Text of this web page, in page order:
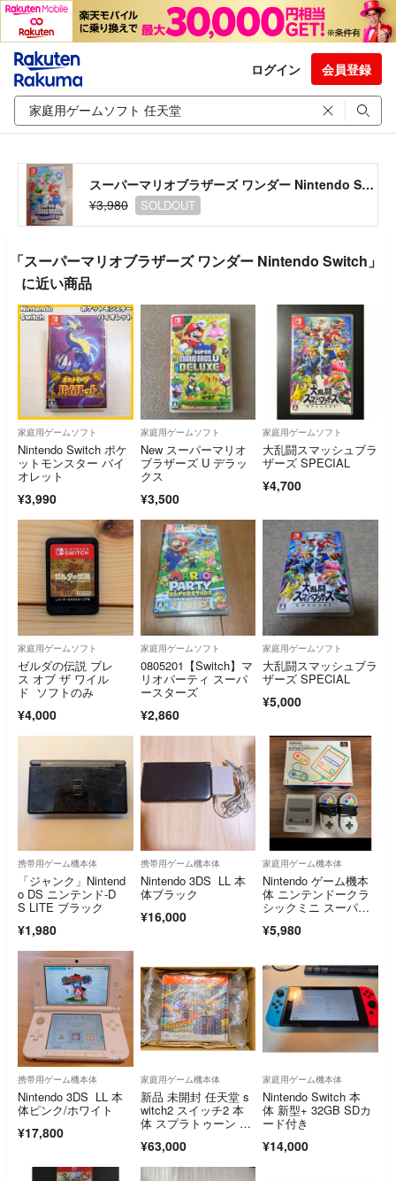
ログイン 会員登録
スーパーマリオブラザーズ ワンダー Nintendo Switch
¥3,980
SOLDOUT
「スーパーマリオブラザーズ ワンダー Nintendo Switch」
に近い商品
家庭用ゲームソフト
Nintendo Switch ポケ
ットモンスター バイ
オレット
¥3,990
家庭用ゲームソフト
New スーパーマリオ
ブラザーズ U デラッ
クス
¥3,500
家庭用ゲームソフト
大乱闘スマッシュブラ
ザーズ SPECIAL
¥4,700
家庭用ゲームソフト
ゼルダの伝説 ブレ
ス オブ ザ ワイル
ド ソフトのみ
¥4,000
家庭用ゲームソフト
0805201【Switch】マ
リオパーティ スーパ
ースターズ
¥2,860
家庭用ゲームソフト
大乱闘スマッシュブラ
ザーズ SPECIAL
¥5,000
携帯用ゲーム機本体
「ジャンク」Nintend
o DS ニンテンド-D
S LITE ブラック
¥1,980
携帯用ゲーム機本体
Nintendo 3DS LL 本
体ブラック
¥16,000
家庭用ゲーム機本体
Nintendo ゲーム機本
体 ニンテンドークラ
シックミニ スーパー
¥5,980
携帯用ゲーム機本体
Nintendo 3DS LL 本
体ピンク/ホワイト
¥17,800
家庭用ゲーム機本体
新品 未開封 任天堂 s
witch2 スイッチ2 本
体 スプラトゥーン レ
¥63,000
家庭用ゲーム機本体
Nintendo Switch 本
体 新型+ 32GB SDカ
ード付き
¥14,000